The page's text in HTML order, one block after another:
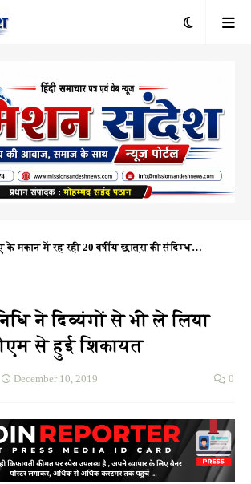
के मकान में रह रही 20 वर्षीय छात्रा की संदिग्ध
ने दिव्यंगों से भी ले लिया
से हुई शिकायत
December 10, 2019 0